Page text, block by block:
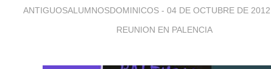
ANTIGUOSALUMNOSDOMINICOS - 04 DE OCTUBRE DE
REUNION EN PALENCIA